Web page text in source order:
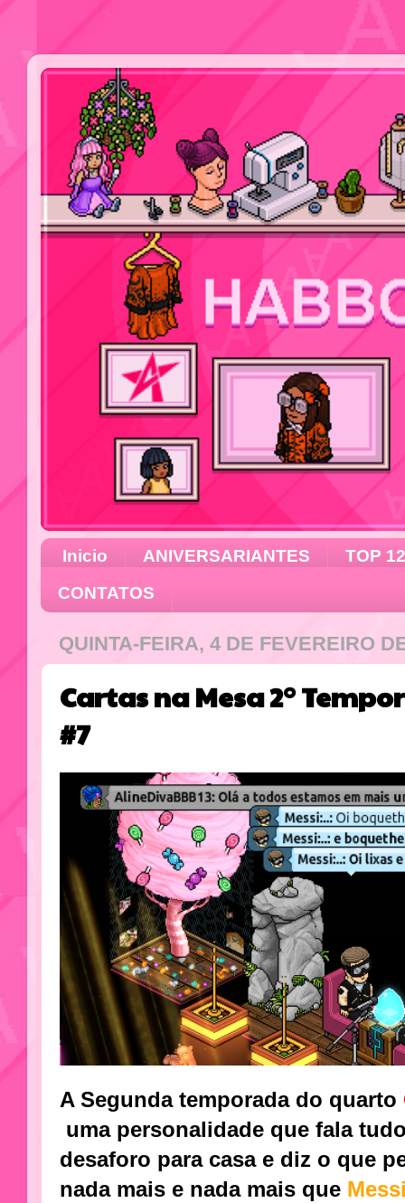
Inicio ANIVERSARIANTES
TOP 12
CONTATOS
QUINTA-FEIRA, 4 DE FEVEREIRO
Cartas na Mesa 2°
#7
A Segunda temporada do quarto
uma personalidade que fala
desaforo para casa e diz o que
nada mais e nada mais que